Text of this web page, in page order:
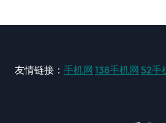
友情链接： 手机网 138手机网 52手